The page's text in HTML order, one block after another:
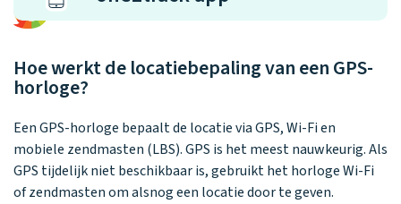
Connect
YOU
Connect
NEXT
Connect
UP
Horloges
vergelijken
Tweedekans
horloges
Ontdek alle
accessoires
Personaliseer
je bandje!
Kies je eigen
kleur, naam en
Zo werken het
one2track-app
samen.
Waarom one2track App updates
Ons verhaal
Recensies
Hoe werkt de locatiebepaling van een GPS-
horloge?
Een GPS-horloge bepaalt de locatie via GPS, Wi-Fi en
mobiele zendmasten (LBS). GPS is het meest nauwkeurig. Als
GPS tijdelijk niet beschikbaar is, gebruikt het horloge Wi-Fi
of zendmasten om alsnog een locatie door te geven.